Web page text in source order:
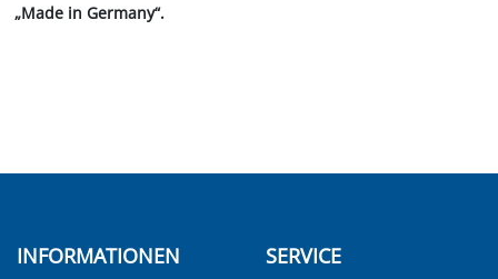
„Made in Germany“.
INFORMATIONEN SERVICE